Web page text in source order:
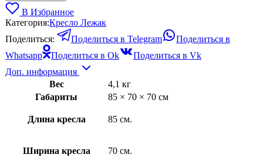
В Избранное
Категория:Кресло Лежак
Поделиться:
Поделиться в Telegram
Поделиться в
Whatsapp
Поделиться в Ok
Поделиться в Vk
Доп. информация
Вес
4,1 кг
Габариты
85 × 70 × 70 см
Длина кресла 85 см.
Ширина кресла 70 см.